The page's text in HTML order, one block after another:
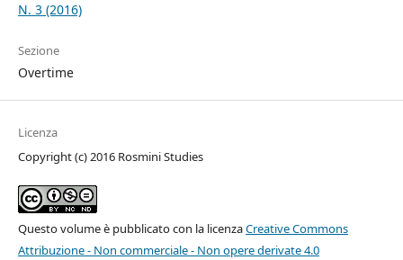
N. 3 (2016)
Sezione
Overtime
Licenza
Copyright (c) 2016 Rosmini Studies
Questo volume è pubblicato con la licenzaCreative Commons
Attribuzione - Non commerciale - Non opere derivate 4.0